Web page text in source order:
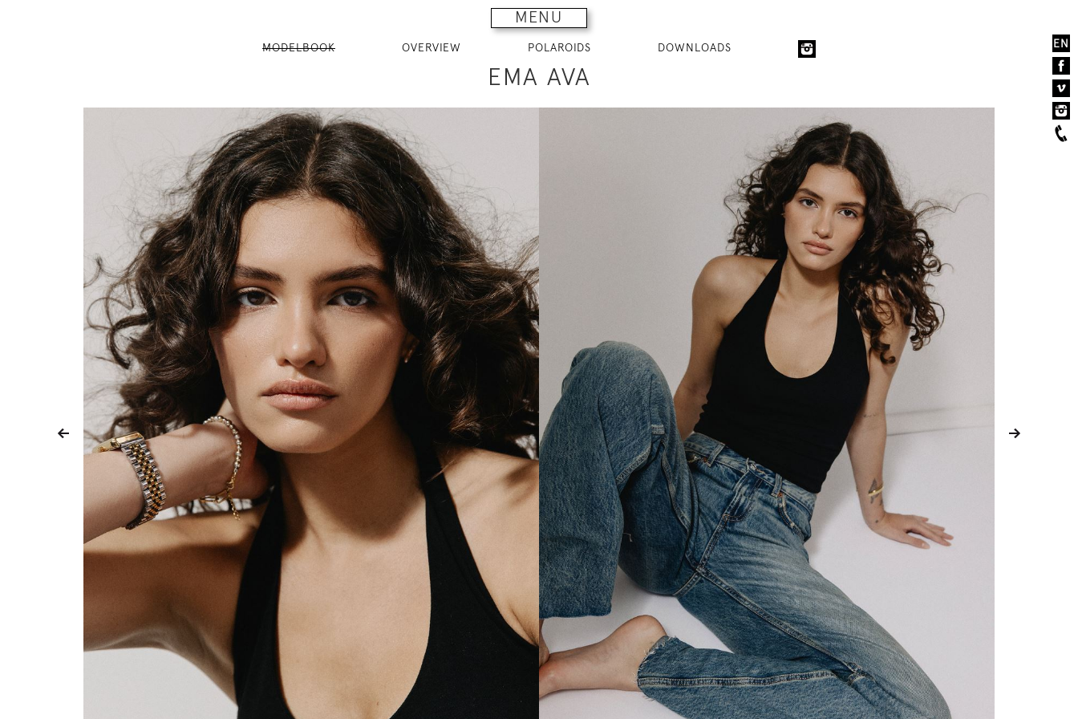
MENU
EN
MODELBOOK OVERVIEW POLAROIDS DOWNLOADS
EMA AVA